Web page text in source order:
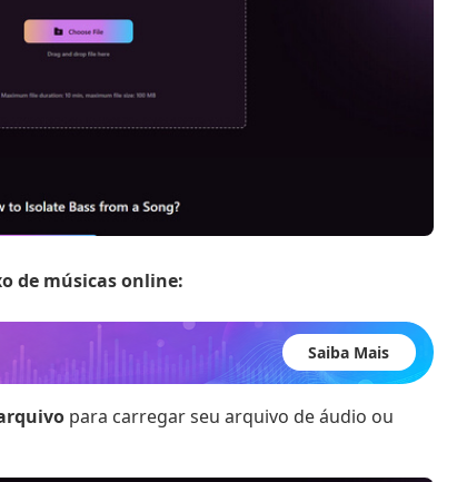
de músicas online:
Saiba Mais
para carregar seu arquivo de áudio ou